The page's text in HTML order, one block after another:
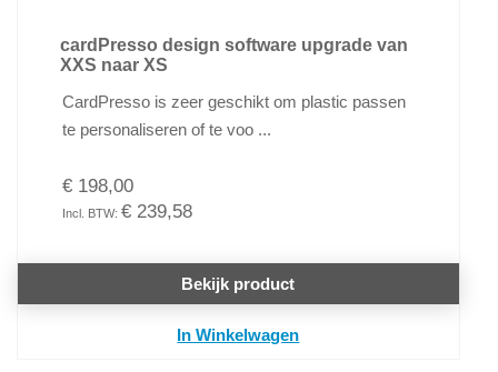
cardPresso design software upgrade van
XXS naar XS
CardPresso is zeer geschikt om plastic passen
te personaliseren of te voo ...
€ 198,00
€ 239,58
Bekijk product
In Winkelwagen